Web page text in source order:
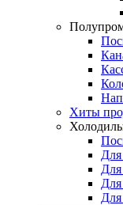
Хиты
Для
Для
Для